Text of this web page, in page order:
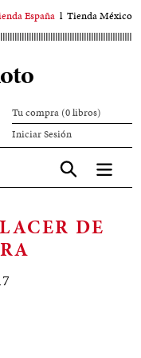
España l Tienda México
Tu compra (0 libros)
Iniciar SesiónIniciar
sesión
Aceptar
DE